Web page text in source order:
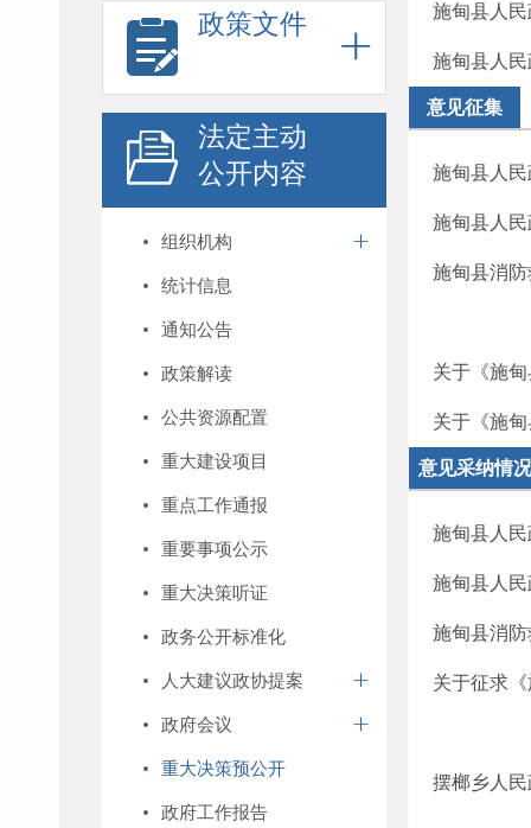
政策文件
法定主动
公开内容
组织机构
统计信息
通知公告
政策解读
公共资源配置
重大建设项目
重点工作通报
重要事项公示
重大决策听证
政务公开标准化
人大建议政协提案
政府会议
重大决策预公开
政府工作报告
施甸县人
施甸县人
意见征集
施甸县人
施甸县人
施甸县消
关于《施
关于《施
意见采纳情况
施甸县人
施甸县人
施甸县消
关于征求
摆榔乡人